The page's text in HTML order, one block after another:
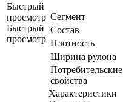
Быстрый
просмотр
Быстрый
просмотр
Сегмент
Состав
Плотность
Ширина рулона
Потребительские
свойства
Характеристики